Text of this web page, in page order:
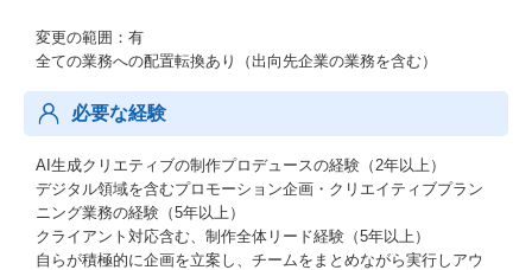
変更の範囲：有
全ての業務への配置転換あり（出向先企業の業務を含む）
必要な経験
AI生成クリエティブの制作プロデュースの経験（2年以上）
デジタル領域を含むプロモーション企画・クリエイティブプラン
ニング業務の経験（5年以上）
クライアント対応含む、制作全体リード経験（5年以上）
自らが積極的に企画を立案し、チームをまとめながら実行しアウ